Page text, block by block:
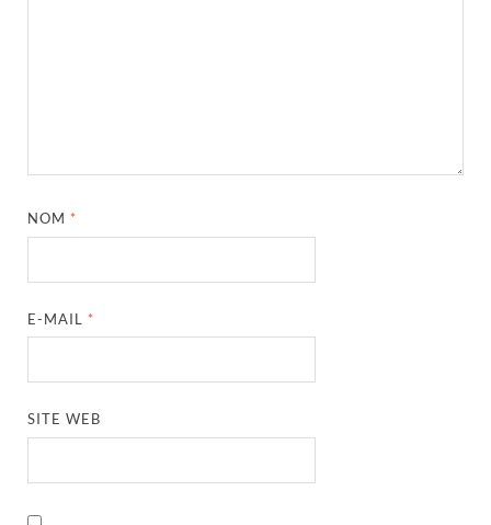
NOM *
E-MAIL *
SITE WEB